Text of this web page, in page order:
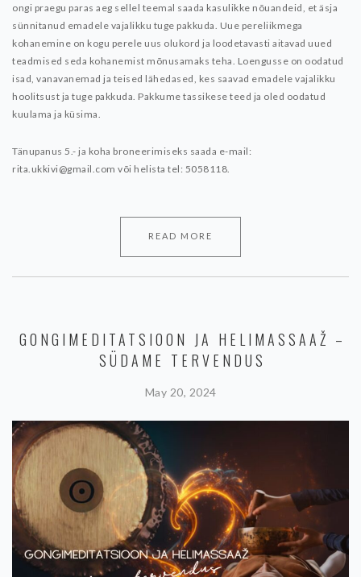
ongi praegu paras aeg sellel teemal saada kasulikke nõuandeid, et äsja
sünnitanud emadele vajalikku tuge pakkuda. Uue pereliikmega
kohanemine on kogu perele uus olukord ja loodetavasti aitavad uued
teadmised seda kohanemist mõnusamaks teha. Loengusse on oodatud
isad, vanavanemad ja teised lähedased, kes saavad emadele vajalikku
hoolitsust ja tuge pakkuda. Pakkume tassikese teed ja oled oodatud
kuulama ja küsima.
Tänupanus 5.- ja koha broneerimiseks saada e-mail:
rita.ukkivi@gmail.com või helista tel: 5058118.
READ MORE
GONGIMEDITATSIOON JA HELIMASSAAŽ –
SÜDAME TERVENDUS
May 20, 2024